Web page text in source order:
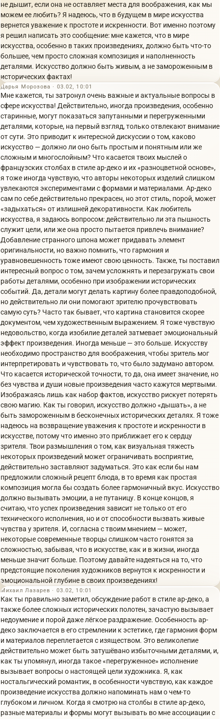
не дышит, если она не оставляет места для воображения, как мы
можем ее любить? Я надеюсь, что в будущем в мире искусства
вернется уважение к простоте и искренности. Вот именно поэтому
я решил написать это сообщение: мне кажется, что в мире
искусства, особенно в таких произведениях, должно быть что-то
большее, чем просто сложная композиция и наполненность
деталями. Искусство должно быть живым, а не замороженным в
исторических фактах!
Дарья Морозова · 03.02, 10:01
Мне кажется, ты затронул очень важные и актуальные вопросы в
сфере искусства! Действительно, иногда произведения, особенно
старинные, могут показаться запутанными и перегруженными
деталями, которые, на первый взгляд, только отвлекают внимание
от сути. Это приводит к интересной дискуссии о том, каково
искусство — должно ли оно быть простым и понятным или же
сложным и многослойным? Что касается твоих мыслей о
французских столбах в стиле ар-деко и их «разноцветной основе»,
я тоже иногда чувствую, что авторы некоторых изделий слишком
увлекаются экспериментами с формами и материалами. Ар-деко
сам по себе действительно прекрасен, но этот стиль, порой, может
«задыхаться» от излишней декоративности. Как любитель
искусства, я задаюсь вопросом: действительно ли эта пышность
служит цели, или же она просто пытается привлечь внимание?
Добавление странного шпона может придавать элемент
оригинальности, но важно помнить, что гармония и
уравновешенность тоже имеют свою ценность. Также, ты поставил
интересный вопрос о том, зачем усложнять и перезагружать свои
работы деталями, особенно при изображении исторических
событий. Да, детали могут делать картину более правдоподобной,
но действительно ли они помогают зрителю прочувствовать
самую суть? Часто так бывает, что картина становится скорее
документом, чем художественным выражением. Я тоже чувствую
недовольство, когда изобилие деталей затмевает эмоциональный
эффект произведения. Иногда меньше — это больше. Искусству
необходимо пространство для воображения, чтобы зритель мог
интерпретировать и чувствовать то, что было задумано автором.
Что касается исторической точности, то да, она имеет значение, но
без чувства и души новые произведения часто кажутся мертвыми.
Изображаясь лишь как набор фактов, искусство рискует потерять
свою магию. Как ты говорил, искусство должно «дышать», а не
быть замороженным в бесконечных исторических деталях. Я тоже
надеюсь на возвращение уважения к простоте и искренности в
искусстве, потому что именно это приближает его к сердцу
зрителя. Твои размышления о том, как визуальная тяжесть
некоторых произведений может ограничивать восприятие,
действительно заставляют задуматься. Это как если бы нам
предложили сложный рецепт блюда, в то время как простая
композиция могла бы создать более гармоничный вкус. Искусство
должно вызывать эмоции, а не путаницу. В конце концов, я
считаю, что успех произведения зависит не только от его
технического исполнения, но и от способности вызвать живые
чувства у зрителя. И, согласна с твоим мнением — может,
некоторые современные творцы слишком часто гонятся за
сложностью, забывая, что в искусстве, как и в жизни, иногда
меньше значит больше. Поэтому давайте надеяться на то, что
предстоящие поколения художников вернутся к искренности и
эмоциональной глубине в своих произведениях!
Михаил Лазарев · 03.02, 10:01
Как ты правильно заметил, обсуждение работ в стиле ар-деко, а
также более сложных исторических полотен, зачастую вызывает
недоумение и порой даже лёгкое раздражение. Особенность ар-
деко заключается в его стремлении к эстетике, где гармония форм
и материалов переплетается с изяществом. Это великолепие
действительно может быть затушёвано избыточными деталями, и,
как ты упомянул, иногда такое «перегруженное» исполнение
вызывает вопросы о настоящей цели художника. Я, как
ностальгический романтик, в особенности чувствую, как каждое
произведение искусства должно напоминать нам о чем-то
глубоком и личном. Когда я смотрю на столбы в стиле ар-деко,
разные материалы и формы могут вызывать во мне ассоциации с